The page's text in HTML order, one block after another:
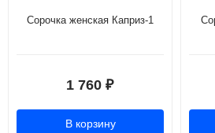
Сорочка женская Каприз-1
1 760 ₽
В корзину